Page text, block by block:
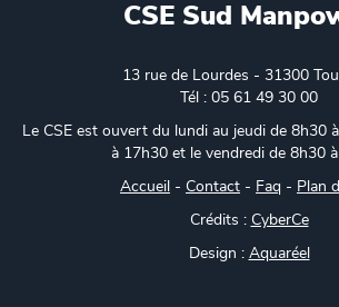
CSE Sud
13 rue de Lourdes - 31300
Tél : 05 61 49 30 00
Le CSE est ouvert du lundi au jeudi de 8h30
à 17h30 et le vendredi de 8h30
Accueil - Contact - Faq - Plan
Crédits : CyberCe
Design : Aquaréel